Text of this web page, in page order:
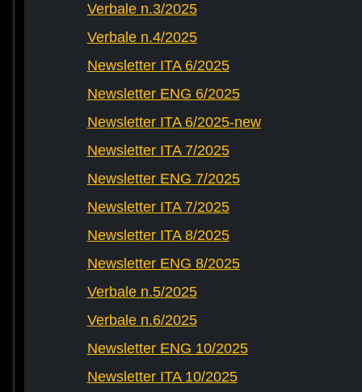
Verbale n.3/2025
Verbale n.4/2025
Newsletter ITA 6/2025
Newsletter ENG 6/2025
Newsletter ITA 6/2025-new
Newsletter ITA 7/2025
Newsletter ENG 7/2025
Newsletter ITA 7/2025
Newsletter ITA 8/2025
Newsletter ENG 8/2025
Verbale n.5/2025
Verbale n.6/2025
Newsletter ENG 10/2025
Newsletter ITA 10/2025